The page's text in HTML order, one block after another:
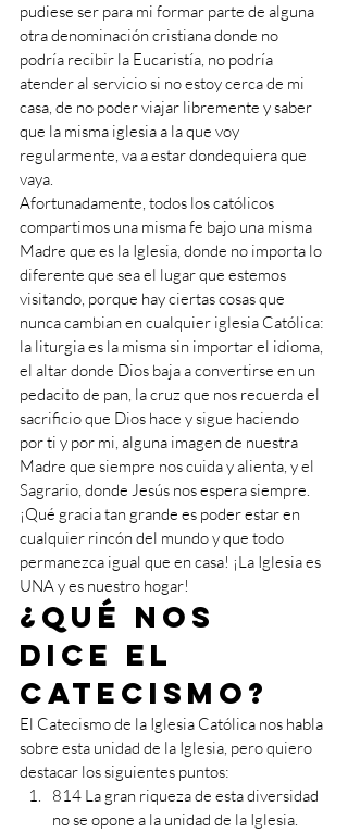
pudiese ser para mi formar parte de alguna
otra denominación cristiana donde no
podría recibir la Eucaristía, no podría
atender al servicio si no estoy cerca de mi
casa, de no poder viajar libremente y saber
que la misma iglesia a la que voy
regularmente, va a estar dondequiera que
vaya.
Afortunadamente, todos los católicos
compartimos una misma fe bajo una misma
Madre que es la Iglesia, donde no importa lo
diferente que sea el lugar que estemos
visitando, porque hay ciertas cosas que
nunca cambian en cualquier iglesia Católica:
la liturgia es la misma sin importar el idioma,
el altar donde Dios baja a convertirse en un
pedacito de pan, la cruz que nos recuerda el
sacrificio que Dios hace y sigue haciendo
por ti y por mi, alguna imagen de nuestra
Madre que siempre nos cuida y alienta, y el
Sagrario, donde Jesús nos espera siempre.
¡Qué gracia tan grande es poder estar en
cualquier rincón del mundo y que todo
permanezca igual que en casa! ¡La Iglesia es
UNA y es nuestro hogar!
¿Qué nos
dice el
Catecismo?
El Catecismo de la Iglesia Católica nos habla
sobre esta unidad de la Iglesia, pero quiero
destacar los siguientes puntos:
814 La gran riqueza de esta diversidad
no se opone a la unidad de la Iglesia.